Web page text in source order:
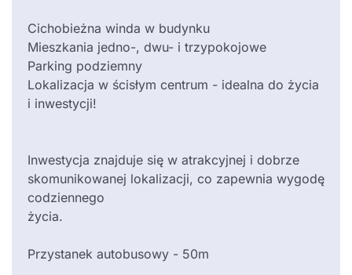
Cichobieżna winda w budynku
Mieszkania jedno-, dwu- i trzypokojowe
Parking podziemny
Lokalizacja w ścisłym centrum - idealna do życia
i inwestycji!
Inwestycja znajduje się w atrakcyjnej i dobrze
skomunikowanej lokalizacji, co zapewnia wygodę
codziennego
życia.
Przystanek autobusowy - 50m